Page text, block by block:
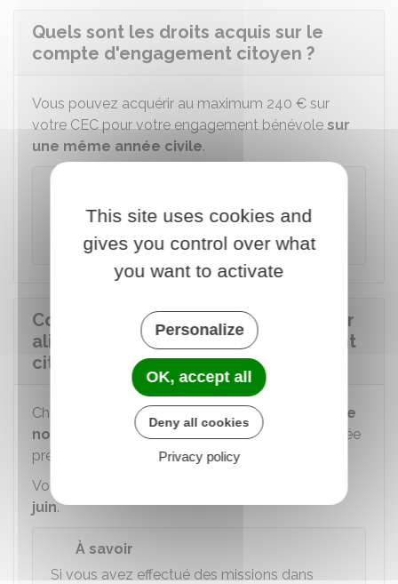
Quels sont les droits acquis sur le
compte d'engagement citoyen ?
Vous pouvez acquérir au maximum 240 € sur
votre CEC pour votre engagement bénévole sur
une même année civile.
Le montant des droits acquis sur le CEC est
limité à
Comment déclarer ses activités pour
alimenter son compte d'engagement
citoyen ?
Chaque année, vous devez
déclarer en ligne le
nombre d'heures réaliséesau cours de l'année
précédente.
Vous devez faire votre déclaration
juin.
À savoir
Si vous avez effectué des missions dans
This site uses cookies and
gives you control over what
you want to activate
Personalize
OK, accept all
Deny all cookies
Privacy policy